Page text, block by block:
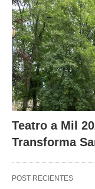
Teatro a Mil
Transforma
POST RECIENTES